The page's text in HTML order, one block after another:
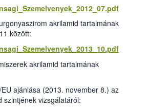
akrilamid tartalmának
között:
akrilamid tartalmának
ajánlása (2013. november 8.) az
szintjének vizsgálatáról: